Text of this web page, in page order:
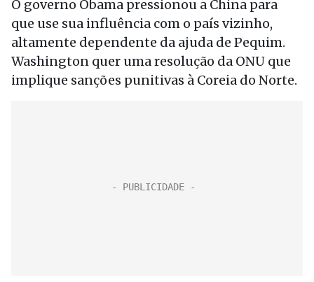
O governo Obama pressionou a China para
que use sua influência com o país vizinho,
altamente dependente da ajuda de Pequim.
Washington quer uma resolução da ONU que
implique sanções punitivas à Coreia do Norte.